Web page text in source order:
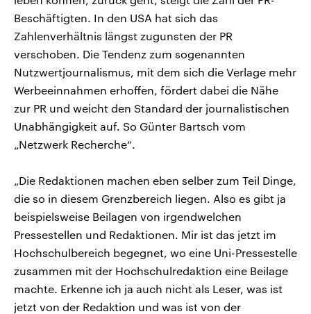
Beschäftigten. In den USA hat sich das
Zahlenverhältnis längst zugunsten der PR
verschoben. Die Tendenz zum sogenannten
Nutzwertjournalismus, mit dem sich die Verlage mehr
Werbeeinnahmen erhoffen, fördert dabei die Nähe
zur PR und weicht den Standard der journalistischen
Unabhängigkeit auf. So Günter Bartsch vom
„Netzwerk Recherche“.
„Die Redaktionen machen eben selber zum Teil Dinge,
die so in diesem Grenzbereich liegen. Also es gibt ja
beispielsweise Beilagen von irgendwelchen
Pressestellen und Redaktionen. Mir ist das jetzt im
Hochschulbereich begegnet, wo eine Uni-Pressestelle
zusammen mit der Hochschulredaktion eine Beilage
machte. Erkenne ich ja auch nicht als Leser, was ist
jetzt von der Redaktion und was ist von der